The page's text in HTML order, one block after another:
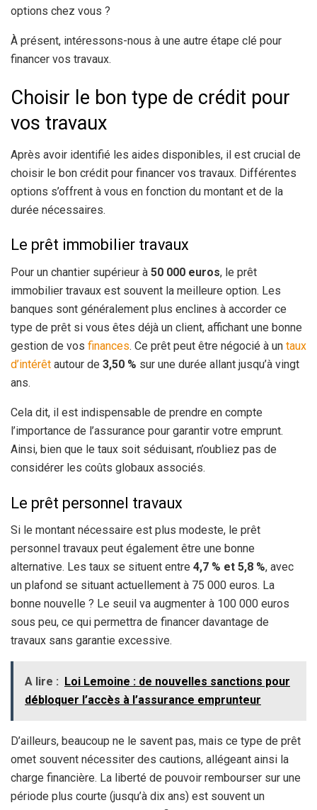
options chez vous ?
À présent, intéressons-nous à une autre étape clé pour
financer vos travaux.
Choisir le bon type de crédit pour
vos travaux
Après avoir identifié les aides disponibles, il est crucial de
choisir le bon crédit pour financer vos travaux. Différentes
options s’offrent à vous en fonction du montant et de la
durée nécessaires.
Le prêt immobilier travaux
Pour un chantier supérieur à 50 000 euros, le prêt
immobilier travaux est souvent la meilleure option. Les
banques sont généralement plus enclines à accorder ce
type de prêt si vous êtes déjà un client, affichant une bonne
gestion de vos finances. Ce prêt peut être négocié à un taux
d’intérêt autour de 3,50 % sur une durée allant jusqu’à vingt
ans.
Cela dit, il est indispensable de prendre en compte
l’importance de l’assurance pour garantir votre emprunt.
Ainsi, bien que le taux soit séduisant, n’oubliez pas de
considérer les coûts globaux associés.
Le prêt personnel travaux
Si le montant nécessaire est plus modeste, le prêt
personnel travaux peut également être une bonne
alternative. Les taux se situent entre 4,7 % et 5,8 %, avec
un plafond se situant actuellement à 75 000 euros. La
bonne nouvelle ? Le seuil va augmenter à 100 000 euros
sous peu, ce qui permettra de financer davantage de
travaux sans garantie excessive.
A lire :
Loi Lemoine : de nouvelles sanctions pour
débloquer l’accès à l’assurance emprunteur
D’ailleurs, beaucoup ne le savent pas, mais ce type de prêt
omet souvent nécessiter des cautions, allégeant ainsi la
charge financière. La liberté de pouvoir rembourser sur une
période plus courte (jusqu’à dix ans) est souvent un